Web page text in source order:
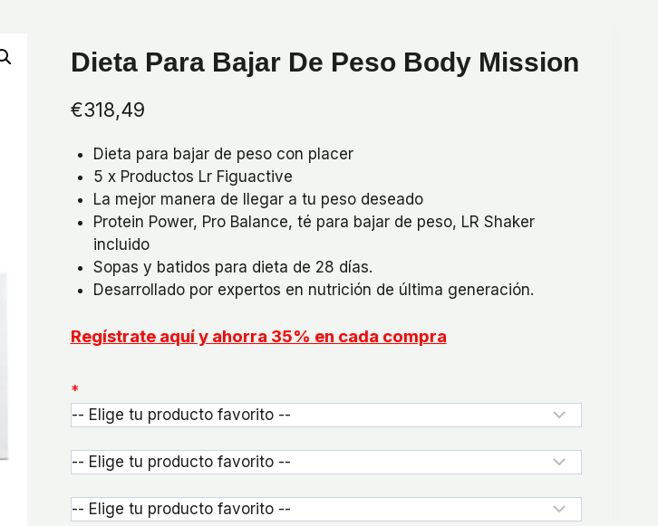
Dieta Para Bajar De Peso Body Mission
€318,49
Dieta para bajar de peso con placer
5 x Productos Lr Figuactive
La mejor manera de llegar a tu peso deseado
Protein Power, Pro Balance, té para bajar de peso, LR Shaker
incluido
Sopas y batidos para dieta de 28 días.
Desarrollado por expertos en nutrición de última generación.
Regístrate aquí y ahorra 35% en cada compra
*